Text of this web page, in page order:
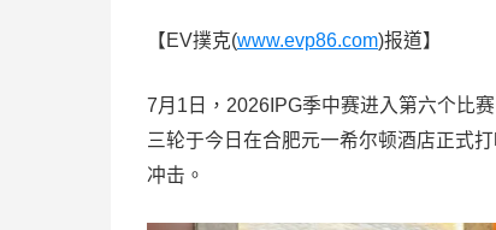
【EV撲克(www.evp86.com)报道】
7月1日，2026IPG季中赛进入第六个比
三轮于今日在合肥元一希尔顿酒店正式
冲击。